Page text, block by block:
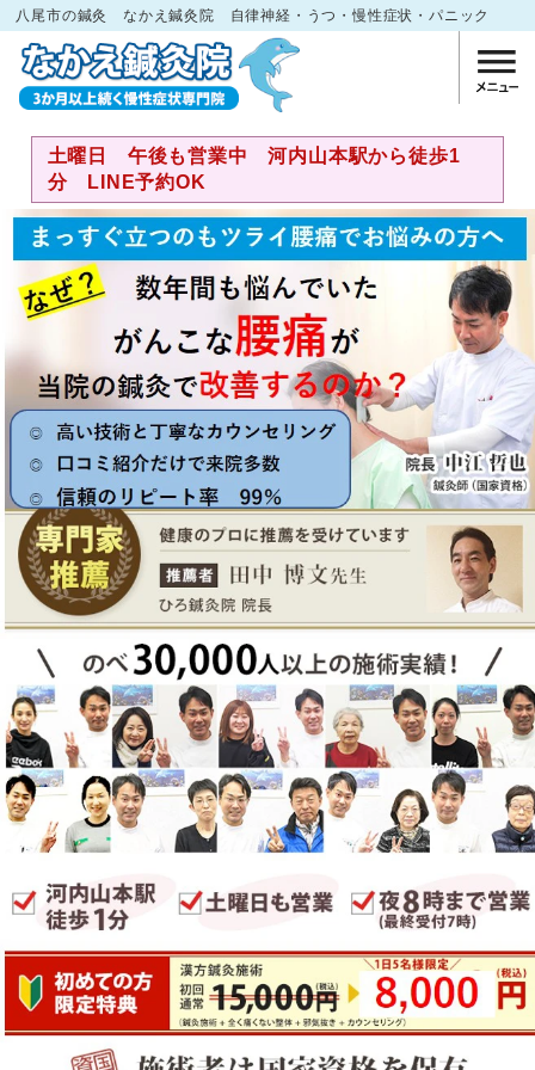
八尾市の鍼灸 なかえ鍼灸院 自律神経・うつ・慢性症状・パニック
土曜日 午後も営業中 河内山本駅から徒歩1
分 LINE予約OK